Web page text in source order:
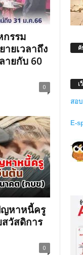
กรรม
ยเวลาถึง
ายกับ 60
0
ญหาหนี้ครู
วัสดิการ
0
ค้
เ
สอ
E-